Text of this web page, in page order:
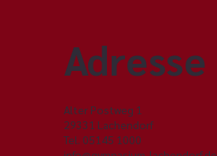
Adresse
Alter Postweg 1
29331 Lachendorf
Tel. 05145 1000